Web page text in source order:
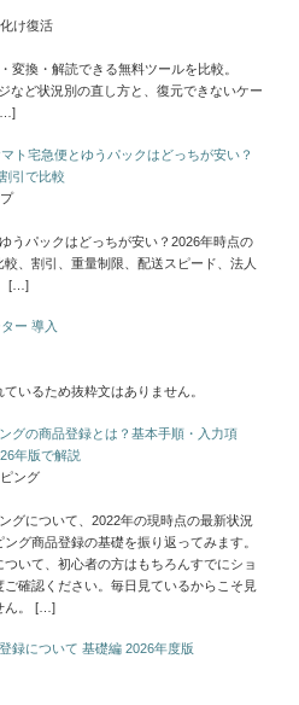
け復活
変換・解読できる無料ツールを比較。
など状況別の直し方と、復元できないケー
マト宅急便とゆうパックはどっちが安い？
引で比較
うパックはどっちが安い？2026年時点の
、割引、重量制限、配送スピード、法人
[…]
ー 導入
いるため抜粋文はありません。
グの商品登録とは？基本手順・入力項
年版で解説
ング
グについて、2022年の現時点の最新状況
グ商品登録の基礎を振り返ってみます。
いて、初心者の方はもちろんすでにショ
確認ください。毎日見ているからこそ見
。
[…]
録について 基礎編 2026年度版